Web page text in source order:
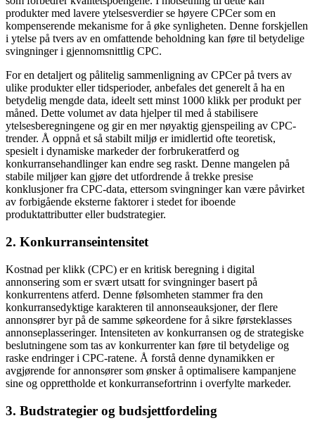
produkter med lavere ytelsesverdier se høyere CPCer som en
kompenserende mekanisme for å øke synligheten. Denne forskjellen
i ytelse på tvers av en omfattende beholdning kan føre til betydelige
svingninger i gjennomsnittlig CPC.
For en detaljert og pålitelig sammenligning av CPCer på tvers av
ulike produkter eller tidsperioder, anbefales det generelt å ha en
betydelig mengde data, ideelt sett minst 1000 klikk per produkt per
måned. Dette volumet av data hjelper til med å stabilisere
ytelsesberegningene og gir en mer nøyaktig gjenspeiling av CPC-
trender. Å oppnå et så stabilt miljø er imidlertid ofte teoretisk,
spesielt i dynamiske markeder der forbrukeratferd og
konkurransehandlinger kan endre seg raskt. Denne mangelen på
stabile miljøer kan gjøre det utfordrende å trekke presise
konklusjoner fra CPC-data, ettersom svingninger kan være påvirket
av forbigående eksterne faktorer i stedet for iboende
produktattributter eller budstrategier.
2. Konkurranseintensitet
Kostnad per klikk (CPC) er en kritisk beregning i digital
annonsering som er svært utsatt for svingninger basert på
konkurrentens atferd. Denne følsomheten stammer fra den
konkurransedyktige karakteren til annonseauksjoner, der flere
annonsører byr på de samme søkeordene for å sikre førsteklasses
annonseplasseringer. Intensiteten av konkurransen og de strategiske
beslutningene som tas av konkurrenter kan føre til betydelige og
raske endringer i CPC-ratene. Å forstå denne dynamikken er
avgjørende for annonsører som ønsker å optimalisere kampanjene
sine og opprettholde et konkurransefortrinn i overfylte markeder.
3. Budstrategier og budsjettfordeling